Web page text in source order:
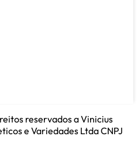
reservados a Vinicius
e Variedades Ltda CNPJ